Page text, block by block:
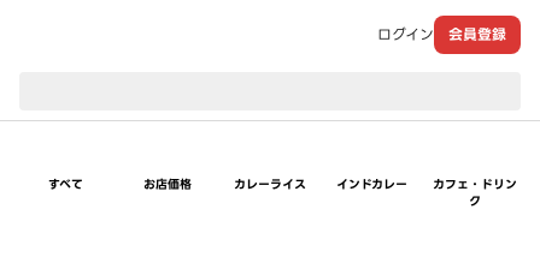
ログイン 会員登録
すべて お店価格 カレーライス インドカレー
カフェ・ドリン
ク